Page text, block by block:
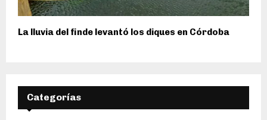
La lluvia del finde levantó los diques en Córdoba
Categorías